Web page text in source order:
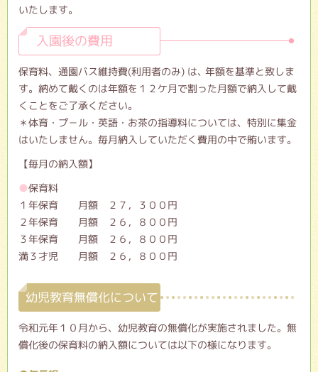
いたします。
入園後の費用
保育料、通園バス維持費(利用者のみ) は､ 年額を基準と致しま
す。納めて戴くのは年額を１２ケ月で割った月額で納入して戴
くことをご了承ください。
＊体育・プ－ル・英語・お茶の指導料については、特別に集金
はいたしません。毎月納入していただく費用の中で賄います。
【毎月の納入額】
保育料
１年保育 月額 ２７，３００円
２年保育 月額 ２６，８００円
３年保育 月額 ２６，８００円
満３才児 月額 ２６，８００円
幼児教育無償化について
令和元年１０月から、幼児教育の無償化が実施されました。無
償化後の保育料の納入額については以下の様になります。